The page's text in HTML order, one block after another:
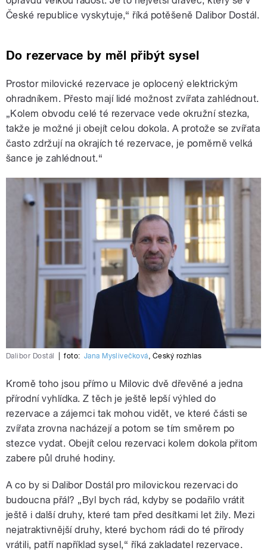
České republice vyskytuje,“ říká potěšeně Dalibor Dostál.
Do rezervace by měl přibýt sysel
Prostor milovické rezervace je oplocený elektrickým
ohradníkem. Přesto mají lidé možnost zvířata zahlédnout.
„Kolem obvodu celé té rezervace vede okružní stezka,
takže je možné ji obejít celou dokola. A protože se zvířata
často zdržují na okrajích té rezervace, je poměrně velká
šance je zahlédnout.“
Dalibor Dostál foto: Jana Myslivečková Český rozhlas
Kromě toho jsou přímo u Milovic dvě dřevěné a jedna
přírodní vyhlídka. Z těch je ještě lepší výhled do
rezervace a zájemci tak mohou vidět, ve které části se
zvířata zrovna nacházejí a potom se tím směrem po
stezce vydat. Obejít celou rezervaci kolem dokola přitom
zabere půl druhé hodiny.
A co by si Dalibor Dostál pro milovickou rezervaci do
budoucna přál? „Byl bych rád, kdyby se podařilo vrátit
ještě i další druhy, které tam před desítkami let žily. Mezi
nejatraktivnější druhy, které bychom rádi do té přírody
vrátili, patří například sysel,“ říká zakladatel rezervace.